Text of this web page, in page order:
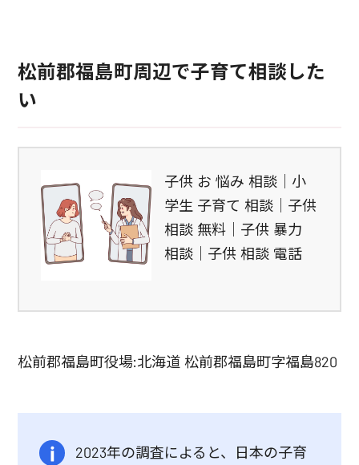
松前郡福島町周辺で子育て相談した
い
子供 お 悩み 相談｜小
学生 子育て 相談｜子供
相談 無料｜子供 暴力
相談｜子供 相談 電話
松前郡福島町役場:北海道 松前郡福島町字福島820
2023年の調査によると、日本の子育